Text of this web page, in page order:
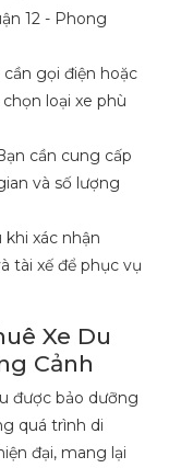
12 - Phong
gọi điện hoặc
loại xe phù
cần cung cấp
và số lượng
khi xác nhận
tài xế để phục vụ
Xe Du
Cảnh
được bảo dưỡng
quá trình di
đại, mang lại